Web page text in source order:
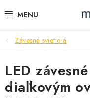
na
PRIEMYSEL
SVIETIDLÁ
ŽIAROVKY A TRUBICE
Závesné svietidlá
LED
diaľkovým